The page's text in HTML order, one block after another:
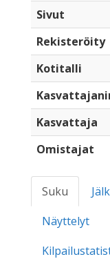
Sivut
Rekisteröity
Kotitalli
Kasvattaja
Omistajat
Suku
Näyttelyt